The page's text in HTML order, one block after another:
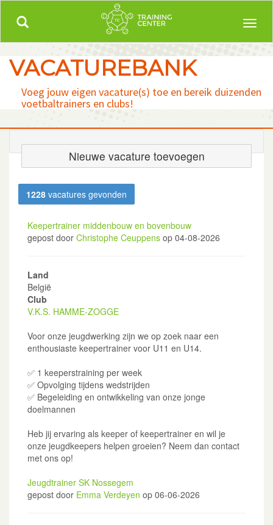
Meer dan 5000 uitgewerkte trainingen!
Toggle
VACATUREBANK
Voeg jouw eigen vacature(s) toe en bereik duizenden
voetbaltrainers en clubs!
Nieuwe vacature toevoegen
1228 vacatures gevonden
Keepertrainer middenbouw en bovenbouw
gepost door Christophe Ceuppens op 04-08-2026
Land
België
Club
V.K.S. HAMME-ZOGGE
Voor onze jeugdwerking zijn we op zoek naar een
enthousiaste keepertrainer voor U11 en U14.
✅ 1 keeperstraining per week
✅ Opvolging tijdens wedstrijden
✅ Begeleiding en ontwikkeling van onze jonge
doelmannen
Heb jij ervaring als keeper of keepertrainer en wil je
onze jeugdkeepers helpen groeien? Neem dan contact
met ons op!
Jeugdtrainer SK Nossegem
gepost door Emma Verdeyen op 06-06-2026